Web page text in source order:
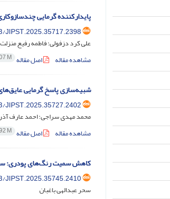
پایدارکننده گرمایی
JIPST.2025.35717.2398
علی کرد دزفولی؛ فاطمه رفیع منزلت
مشاهده مقاله
اصل مقاله M
شبیه‌سازی پاسخ گرمایی
JIPST.2025.35727.2402
محمد مهدی سراجی؛ احمد عارف
مشاهده مقاله
اصل مقاله M
کاهش سمیت رنگ‌های پودری:
JIPST.2025.35745.2410
سحر عبدالهی باغبان